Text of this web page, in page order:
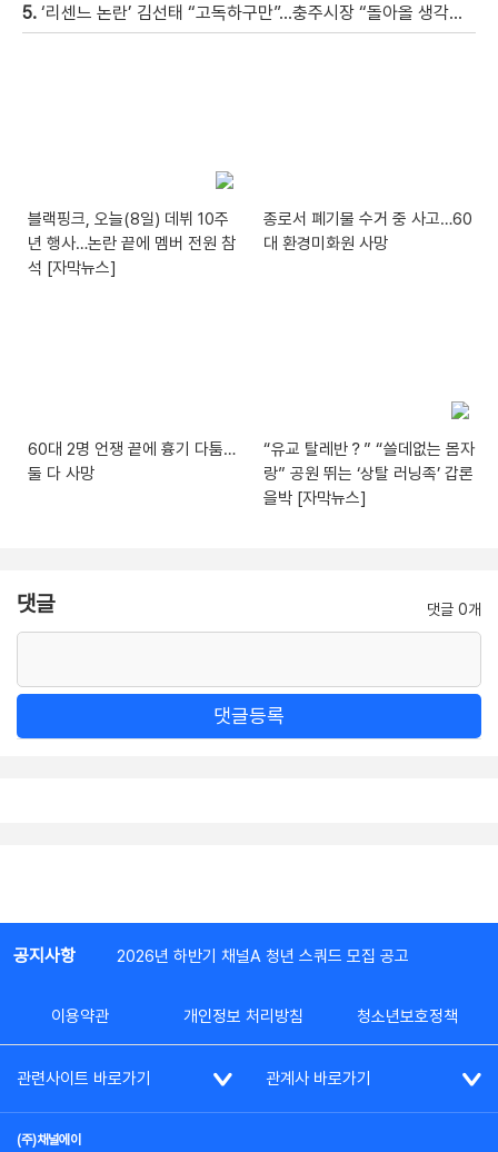
5. ‘리센느 논란’ 김선태 “고독하구만”…충주시장 “돌아올 생각은?”
블랙핑크, 오늘(8일) 데뷔 10주
년 행사…논란 끝에 멤버 전원 참
석 [자막뉴스]
종로서 폐기물 수거 중 사고…60
대 환경미화원 사망
60대 2명 언쟁 끝에 흉기 다툼…
둘 다 사망
“유교 탈레반？” “쓸데없는 몸자
랑” 공원 뛰는 ‘상탈 러닝족’ 갑론
을박 [자막뉴스]
댓글 댓글 0개
댓글등록
공지사항 2026년 하반기 채널A 청년 스쿼드 모집 공고
이용약관 개인정보 처리방침 청소년보호정책
관련사이트 바로가기 관계사 바로가기
(주)채널에이